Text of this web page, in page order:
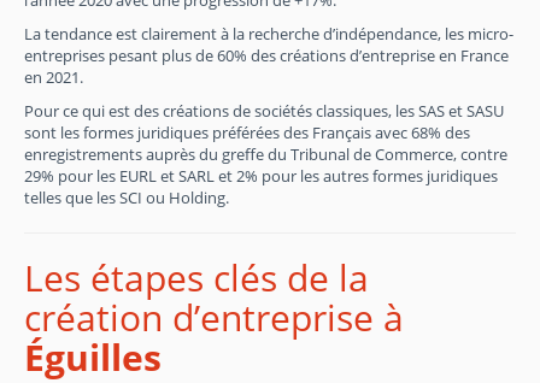
La tendance est clairement à la recherche d’indépendance, les micro-
entreprises pesant plus de 60% des créations d’entreprise en France
en 2021.
Pour ce qui est des créations de sociétés classiques, les SAS et SASU
sont les formes juridiques préférées des Français avec 68% des
enregistrements auprès du greffe du Tribunal de Commerce, contre
29% pour les EURL et SARL et 2% pour les autres formes juridiques
telles que les SCI ou Holding.
Les étapes clés de la
création d’entreprise à
Éguilles